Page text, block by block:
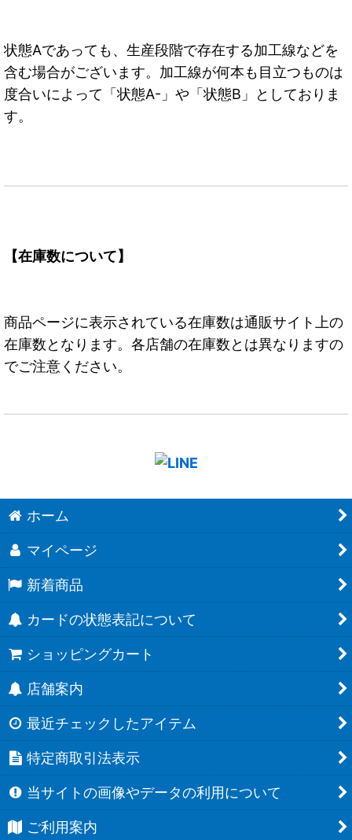
状態Aであっても、生産段階で存在する加工線などを
含む場合がございます。加工線が何本も目立つものは
度合いによって「状態A-」や「状態B」としておりま
す。
【在庫数について】
商品ページに表示されている在庫数は通販サイト上の
在庫数となります。各店舗の在庫数とは異なりますの
でご注意ください。
ホーム
マイページ
新着商品
カードの状態表記について
ショッピングカート
店舗案内
最近チェックしたアイテム
特定商取引法表示
当サイトの画像やデータの利用について
ご利用案内